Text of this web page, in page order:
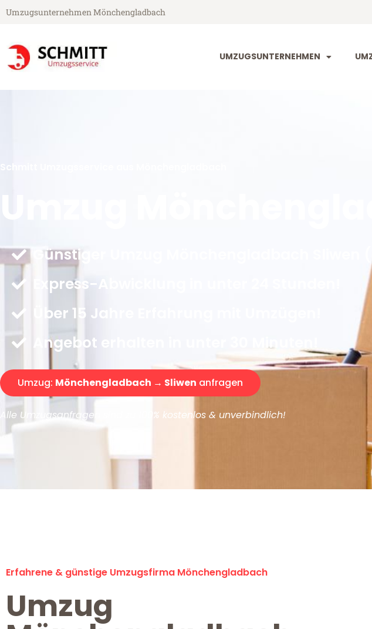
Umzugsunternehmen Mönchengladbach
UMZUGSUNTERNEHMEN
Umzug
Günstiger Umzug Mönchengladbach Sliwen
Express-Abwicklung in unter 24 Stunden!
Über 15 Jahre Erfahrung mit Umzügen!
Angebot erhalten in unter 30 Minuten!
Umzug: Mönchengladbach → Sliwen anfragen
Alle Umzugsanfragen sind zu 100% kostenlos & unverbindlich!
Erfahrene & günstige Umzugsfirma Mönchengladbach
Umzug